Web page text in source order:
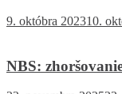
9. októbra 202310.
NBS: